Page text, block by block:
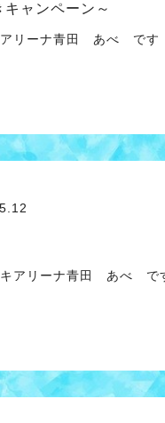
ャンペーン～
リーナ青田 あべ で
アリーナ青田 あべ